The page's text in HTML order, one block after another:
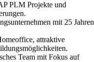
PLM Projekte und
mit 25 Jahren
attraktive
Team mit Fokus auf